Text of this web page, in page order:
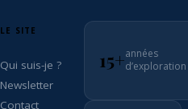
LE SITE
Qui suis-je ?
Newsletter
Contact
15+années
d’exploration